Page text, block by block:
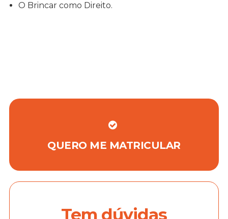
O Brincar como Direito.
QUERO ME MATRICULAR
Tem dúvidas